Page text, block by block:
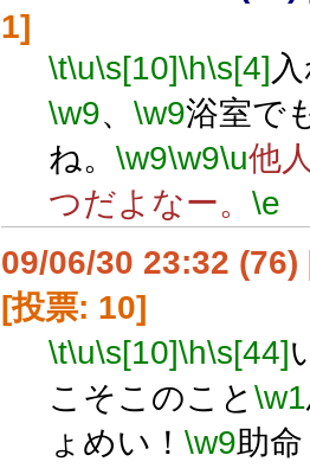
1]
\t\u\s[10]\h\s[4]
\w9、 \w9浴室で
ね。 \w9\w9\u他
つだよなー。 \e
09/06/30 23:32 (76)
[投票: 10]
\t\u\s[10]\h\s[44]
こそこのこと \w1
ょめい！ \w9助命